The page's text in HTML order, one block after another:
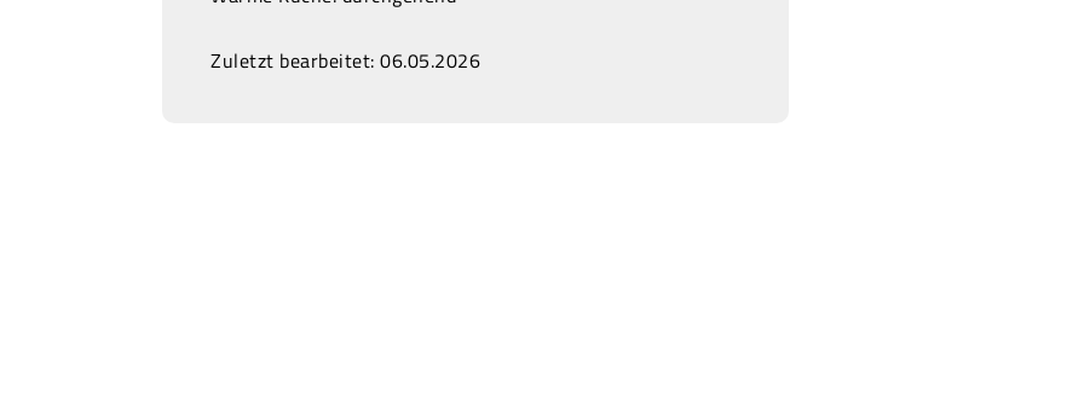
Zuletzt bearbeitet: 06.05.2026